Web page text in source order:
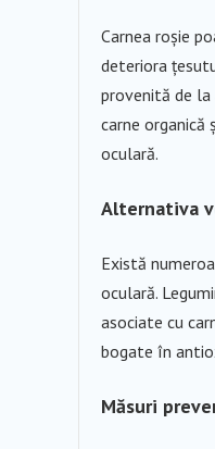
Carnea roșie
deteriora
provenită de
carne
oculară.
Alternativa
Există
oculară.
asociate cu
bogate în
Măsuri